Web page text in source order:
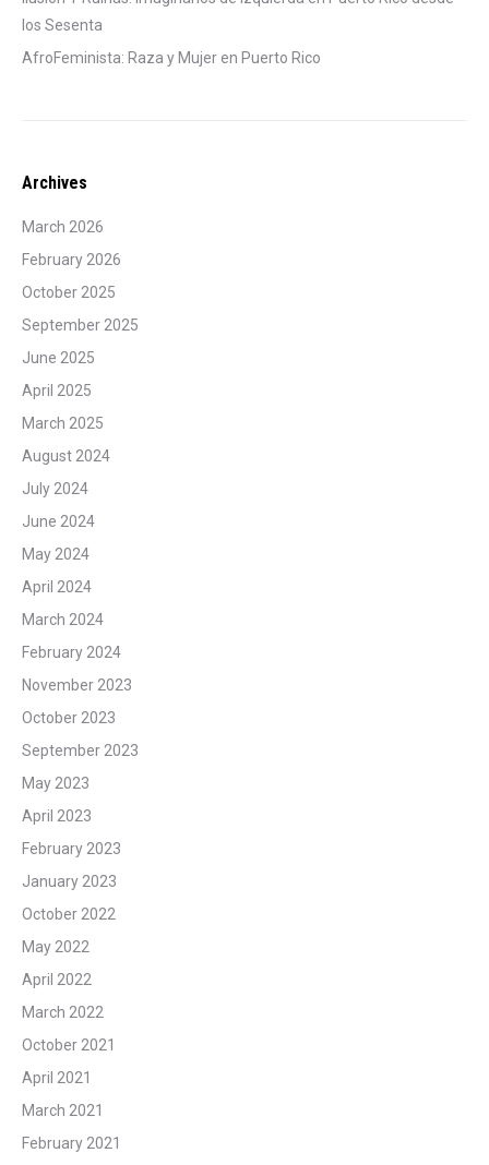
los Sesenta
AfroFeminista: Raza y Mujer en Puerto Rico
Archives
March 2026
February 2026
October 2025
September 2025
June 2025
April 2025
March 2025
August 2024
July 2024
June 2024
May 2024
April 2024
March 2024
February 2024
November 2023
October 2023
September 2023
May 2023
April 2023
February 2023
January 2023
October 2022
May 2022
April 2022
March 2022
October 2021
April 2021
March 2021
February 2021